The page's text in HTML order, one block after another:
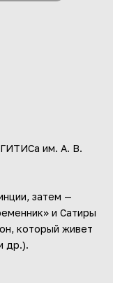
ГИТИСа им. А. В.
затем —
и Сатиры
который живет
др.).